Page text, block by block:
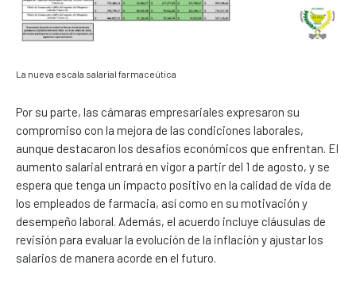
La nueva escala salarial farmaceútica
Por su parte, las cámaras empresariales expresaron su
compromiso con la mejora de las condiciones laborales,
aunque destacaron los desafíos económicos que enfrentan. El
aumento salarial entrará en vigor a partir del 1 de agosto, y se
espera que tenga un impacto positivo en la calidad de vida de
los empleados de farmacia, así como en su motivación y
desempeño laboral. Además, el acuerdo incluye cláusulas de
revisión para evaluar la evolución de la inflación y ajustar los
salarios de manera acorde en el futuro.